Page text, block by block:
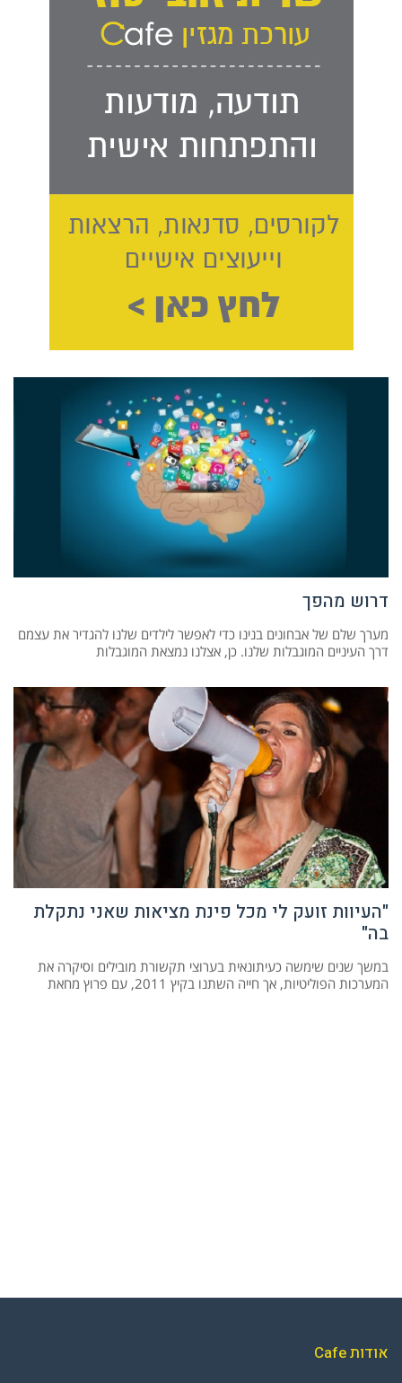
דרוש מהפך
מערך שלם של אבחונים בנינו כדי לאפשר לילדים שלנו להגדיר את עצמם
דרך העיניים המוגבלות שלנו. כן, אצלנו נמצאת המוגבלות
"העיוות זועק לי מכל פינת מציאות שאני נתקלת
בה"
במשך שנים שימשה כעיתונאית בערוצי תקשורת מובילים וסיקרה את
המערכות הפוליטיות, אך חייה השתנו בקיץ 2011, עם פרוץ מחאת
אודות Cafe